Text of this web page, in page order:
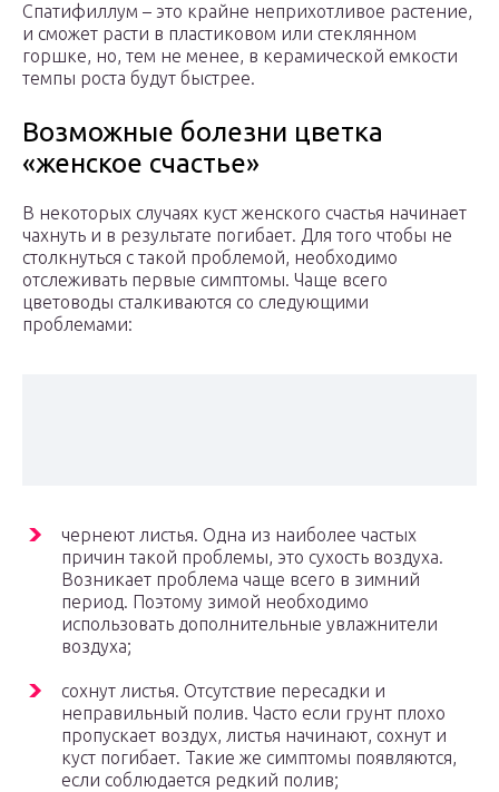
Спатифиллум – это крайне неприхотливое растение,
и сможет расти в пластиковом или стеклянном
горшке, но, тем не менее, в керамической емкости
темпы роста будут быстрее.
Возможные болезни цветка
«женское счастье»
В некоторых случаях куст женского счастья начинает
чахнуть и в результате погибает. Для того чтобы не
столкнуться с такой проблемой, необходимо
отслеживать первые симптомы. Чаще всего
цветоводы сталкиваются со следующими
проблемами:
чернеют листья. Одна из наиболее частых
причин такой проблемы, это сухость воздуха.
Возникает проблема чаще всего в зимний
период. Поэтому зимой необходимо
использовать дополнительные увлажнители
воздуха;
сохнут листья. Отсутствие пересадки и
неправильный полив. Часто если грунт плохо
пропускает воздух, листья начинают, сохнут и
куст погибает. Такие же симптомы появляются,
если соблюдается редкий полив;